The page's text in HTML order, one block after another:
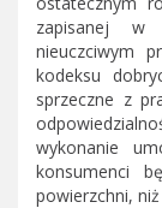
zapisanej w
nieuczciwym
kodeksu
sprzeczne z
wykonanie
konsumenci
powierzchni,